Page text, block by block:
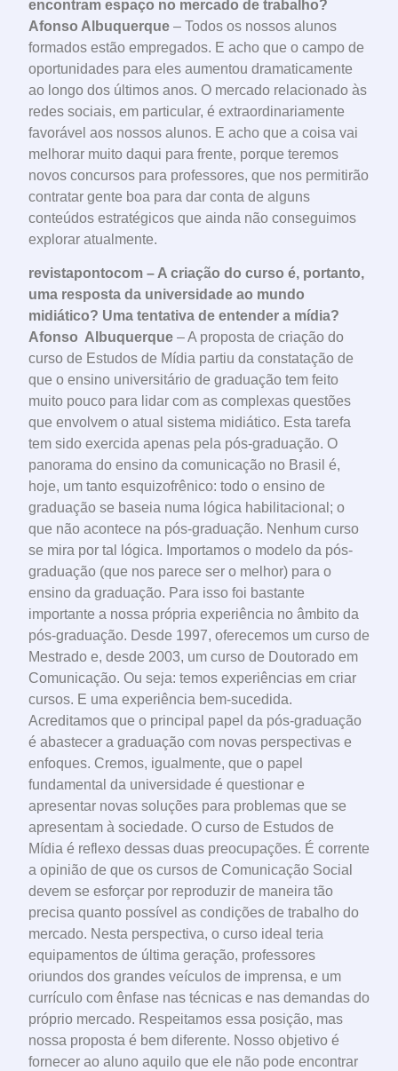
encontram espaço no mercado de trabalho?
Afonso Albuquerque – Todos os nossos alunos
formados estão empregados. E acho que o campo de
oportunidades para eles aumentou dramaticamente
ao longo dos últimos anos. O mercado relacionado às
redes sociais, em particular, é extraordinariamente
favorável aos nossos alunos. E acho que a coisa vai
melhorar muito daqui para frente, porque teremos
novos concursos para professores, que nos permitirão
contratar gente boa para dar conta de alguns
conteúdos estratégicos que ainda não conseguimos
explorar atualmente.
revistapontocom – A criação do curso é, portanto,
uma resposta da universidade ao mundo
midiático? Uma tentativa de entender a mídia?
Afonso Albuquerque – A proposta de criação do
curso de Estudos de Mídia partiu da constatação de
que o ensino universitário de graduação tem feito
muito pouco para lidar com as complexas questões
que envolvem o atual sistema midiático. Esta tarefa
tem sido exercida apenas pela pós-graduação. O
panorama do ensino da comunicação no Brasil é,
hoje, um tanto esquizofrênico: todo o ensino de
graduação se baseia numa lógica habilitacional; o
que não acontece na pós-graduação. Nenhum curso
se mira por tal lógica. Importamos o modelo da pós-
graduação (que nos parece ser o melhor) para o
ensino da graduação. Para isso foi bastante
importante a nossa própria experiência no âmbito da
pós-graduação. Desde 1997, oferecemos um curso de
Mestrado e, desde 2003, um curso de Doutorado em
Comunicação. Ou seja: temos experiências em criar
cursos. E uma experiência bem-sucedida.
Acreditamos que o principal papel da pós-graduação
é abastecer a graduação com novas perspectivas e
enfoques. Cremos, igualmente, que o papel
fundamental da universidade é questionar e
apresentar novas soluções para problemas que se
apresentam à sociedade. O curso de Estudos de
Mídia é reflexo dessas duas preocupações. É corrente
a opinião de que os cursos de Comunicação Social
devem se esforçar por reproduzir de maneira tão
precisa quanto possível as condições de trabalho do
mercado. Nesta perspectiva, o curso ideal teria
equipamentos de última geração, professores
oriundos dos grandes veículos de imprensa, e um
currículo com ênfase nas técnicas e nas demandas do
próprio mercado. Respeitamos essa posição, mas
nossa proposta é bem diferente. Nosso objetivo é
fornecer ao aluno aquilo que ele não pode encontrar